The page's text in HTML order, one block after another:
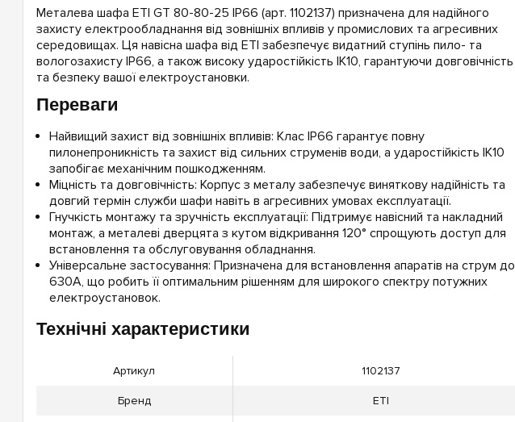
Металева шафа ETI GT 80-80-25 IP66 (арт. 1102137) призначена для надійного
захисту електрообладнання від зовнішніх впливів у промислових та агресивних
середовищах. Ця навісна шафа від ETI забезпечує видатний ступінь пило- та
вологозахисту IP66, а також високу ударостійкість IK10, гарантуючи довговічність
та безпеку вашої електроустановки.
Переваги
Найвищий захист від зовнішніх впливів: Клас IP66 гарантує повну
пилонепроникність та захист від сильних струменів води, а ударостійкість IK10
запобігає механічним пошкодженням.
Міцність та довговічність: Корпус з металу забезпечує виняткову надійність та
довгий термін служби шафи навіть в агресивних умовах експлуатації.
Гнучкість монтажу та зручність експлуатації: Підтримує навісний та накладний
монтаж, а металеві дверцята з кутом відкривання 120° спрощують доступ для
встановлення та обслуговування обладнання.
Універсальне застосування: Призначена для встановлення апаратів на струм до
630А, що робить її оптимальним рішенням для широкого спектру потужних
електроустановок.
Технічні характеристики
Артикул 1102137
Бренд ETI